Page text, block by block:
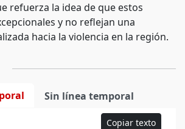
refuerza la idea de que estos
y no reflejan una
hacia la violencia en la región.
Sin línea temporal
Copiar texto